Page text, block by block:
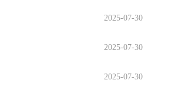
2025-07-30
2025-07-30
2025-07-30